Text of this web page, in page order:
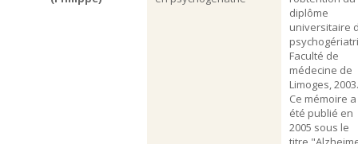
diplôme
universitaire
Faculté de
médecine de
Limoges,
Ce mémoire a
été publié en
2005 sous le